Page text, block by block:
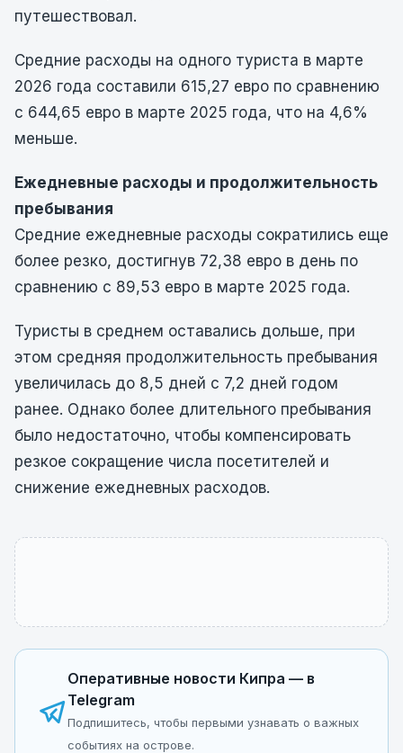
путешествовал.
Средние расходы на одного туриста в марте
2026 года составили 615,27 евро по сравнению
с 644,65 евро в марте 2025 года, что на 4,6%
меньше.
Ежедневные расходы и продолжительность
пребывания
Средние ежедневные расходы сократились еще
более резко, достигнув 72,38 евро в день по
сравнению с 89,53 евро в марте 2025 года.
Туристы в среднем оставались дольше, при
этом средняя продолжительность пребывания
увеличилась до 8,5 дней с 7,2 дней годом
ранее. Однако более длительного пребывания
было недостаточно, чтобы компенсировать
резкое сокращение числа посетителей и
снижение ежедневных расходов.
Оперативные новости Кипра — в
Telegram
Подпишитесь, чтобы первыми узнавать о важных
событиях на острове.